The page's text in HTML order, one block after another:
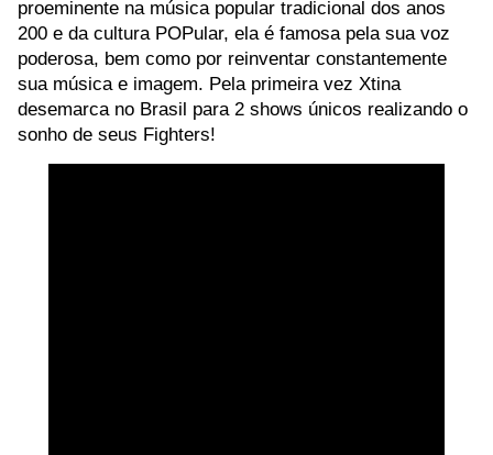
proeminente na música popular tradicional dos anos
200 e da cultura POPular, ela é famosa pela sua voz
poderosa, bem como por reinventar constantemente
sua música e imagem. Pela primeira vez Xtina
desemarca no Brasil para 2 shows únicos realizando o
sonho de seus Fighters!